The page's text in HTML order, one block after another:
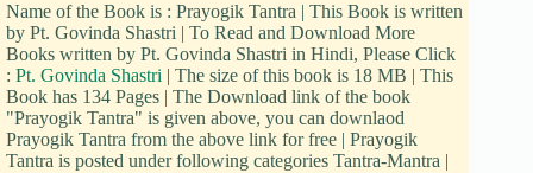
Name of the Book is : Prayogik Tantra | This Book is written
by Pt. Govinda Shastri | To Read and Download More
Books written by Pt. Govinda Shastri in Hindi, Please Click
: Pt. Govinda Shastri | The size of this book is 18 MB | This
Book has 134 Pages | The Download link of the book
"Prayogik Tantra" is given above, you can downlaod
Prayogik Tantra from the above link for free | Prayogik
Tantra is posted under following categories Tantra-Mantra |